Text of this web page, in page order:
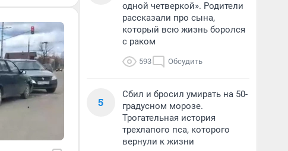
одной четверкой». Родители
рассказали про сына,
который всю жизнь боролся
с раком
593 Обсудить
5
Сбил и бросил умирать на 50-
градусном морозе.
Трогательная история
трехлапого пса, которого
вернули к жизни